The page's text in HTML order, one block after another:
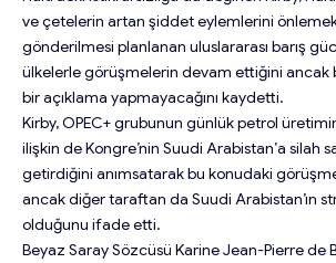
ve çetelerin artan şiddet eylemlerini
gönderilmesi planlanan uluslararası barış
ülkelerle görüşmelerin devam ettiğini ancak
bir açıklama yapmayacağını kaydetti.
Kirby, OPEC+ grubunun günlük petrol
ilişkin de Kongre’nin Suudi Arabistan’a silah
getirdiğini anımsatarak bu konudaki
ancak diğer taraftan da Suudi Arabistan’ın
olduğunu ifade etti.
Beyaz Saray Sözcüsü Karine Jean-Pierre de